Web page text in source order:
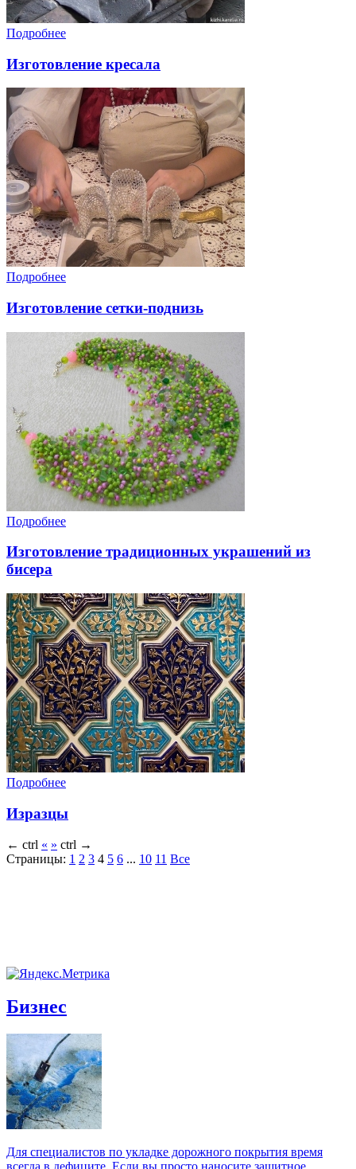
Подробнее
Изготовление кресала
Подробнее
Изготовление сетки-поднизь
Подробнее
Изготовление традиционных украшений из
бисера
Подробнее
Изразцы
← ctrl « » ctrl →
Страницы: 1 2 3 4 5 6 ... 10 11 Все
Бизнес
Для специалистов по укладке дорожного покрытия время